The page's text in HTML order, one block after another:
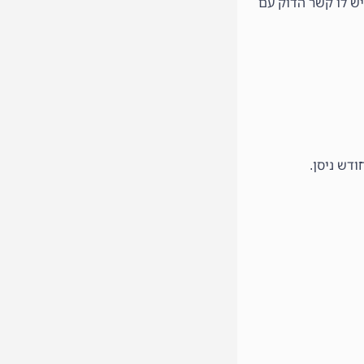
לו קשר הדוק עם
ניסן.